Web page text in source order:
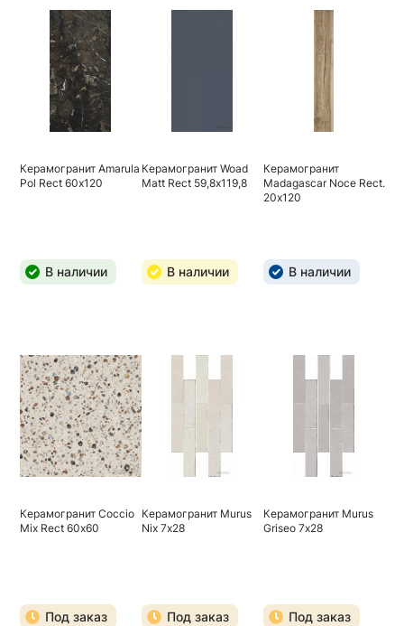
Керамогранит Amarula
Pol Rect 60х120
В наличии
Керамогранит Woad
Matt Rect 59,8х119,8
В наличии
Керамогранит
Madagascar Noce Rect.
20х120
В наличии
Керамогранит Coccio
Mix Rect 60х60
Под заказ
Керамогранит Murus
Nix 7х28
Под заказ
Керамогранит Murus
Griseo 7х28
Под заказ